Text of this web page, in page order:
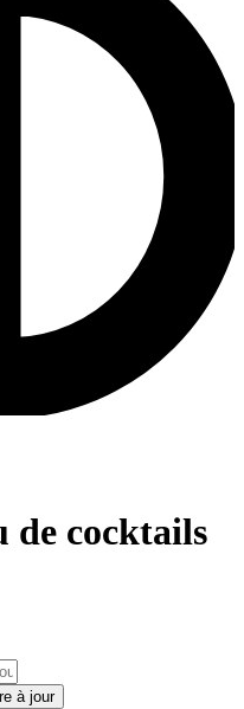
de cocktails
à jour